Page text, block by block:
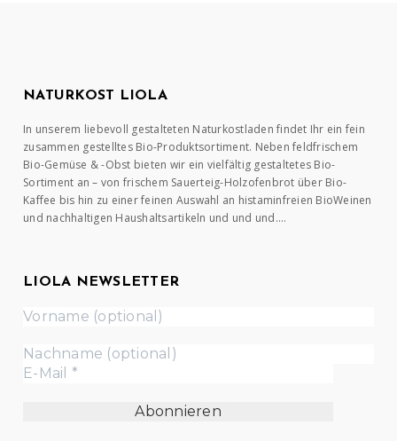
NATURKOST LIOLA
In unserem liebevoll gestalteten Naturkostladen findet Ihr ein fein
zusammen gestelltes Bio-Produktsortiment. Neben feldfrischem
Bio-Gemüse & -Obst bieten wir ein vielfältig gestaltetes Bio-
Sortiment an – von frischem Sauerteig-Holzofenbrot über Bio-
Kaffee bis hin zu einer feinen Auswahl an histaminfreien BioWeinen
und nachhaltigen Haushaltsartikeln und und und….
LIOLA NEWSLETTER